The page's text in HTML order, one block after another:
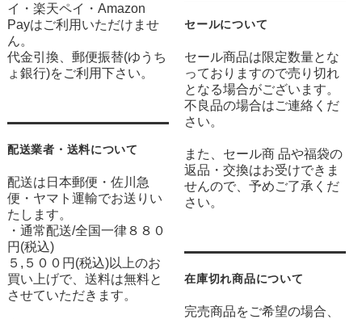
イ・楽天ペイ・Amazon
Payはご利用いただけませ
ん。
代金引換、郵便振替(ゆうち
ょ銀行)をご利用下さい。
配送業者・送料について
配送は日本郵便・佐川急
便・ヤマト運輸でお送りい
たします。
・通常配送/全国一律８８０
円(税込)
５,５００円(税込)以上のお
買い上げで、送料は無料と
させていただきます。
セールについて
セール商品は限定数量とな
っておりますので売り切れ
となる場合がございます。
不良品の場合はご連絡くだ
さい。
また、セール商 品や福袋の
返品・交換はお受けできま
せんので、予めご了承くだ
さい。
在庫切れ商品について
完売商品をご希望の場合、